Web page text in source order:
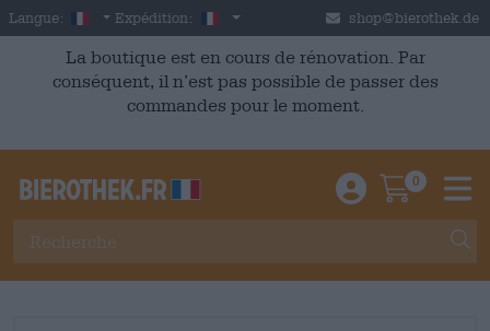
Skip to main content
Langue: French
Expédition: France shop@bierothek.de
La boutique est en cours de rénovation. Par
conséquent, il n’est pas possible de passer des
commandes pour le moment.
Einloggen /
0